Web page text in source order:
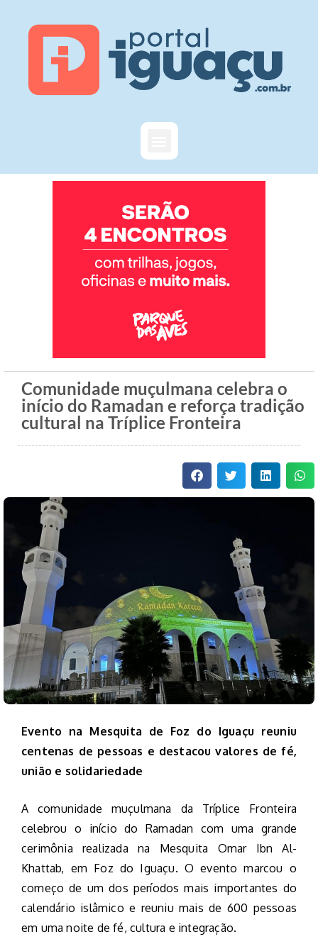
Comunidade muçulmana celebra o
início do Ramadan e reforça tradição
cultural na Tríplice Fronteira
Evento na Mesquita de Foz do Iguaçu reuniu
centenas de pessoas e destacou valores de fé,
união e solidariedade
A comunidade muçulmana da Tríplice Fronteira
celebrou o início do Ramadan com uma grande
cerimônia realizada na Mesquita Omar Ibn Al-
Khattab, em Foz do Iguaçu. O evento marcou o
começo de um dos períodos mais importantes do
calendário islâmico e reuniu mais de 600 pessoas
em uma noite de fé, cultura e integração.